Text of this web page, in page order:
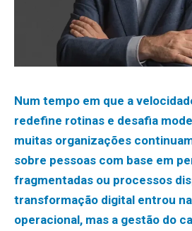
Num tempo em que a
redefine rotinas e desafia
muitas organizações
sobre pessoas com base em
fragmentadas ou processos
transformação digital entrou
operacional, mas a gestão do